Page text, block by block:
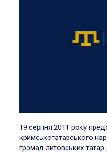
19 серпня 2011 року
кримськотатарського
громад литовських